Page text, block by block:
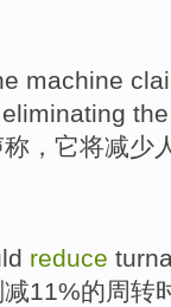
machine
称 ， 它将减少
reduce
11%的周转